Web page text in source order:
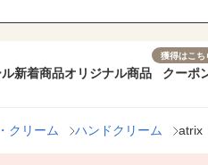
新着商品オリジナル商品
獲得はこち
クーポ
クリーム ハンドクリーム atrix